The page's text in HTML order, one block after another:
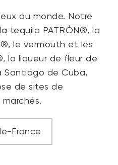
au monde. Notre
tequila PATRÓN®, la
le vermouth et les
la liqueur de fleur de
Santiago de Cuba,
de sites de
France